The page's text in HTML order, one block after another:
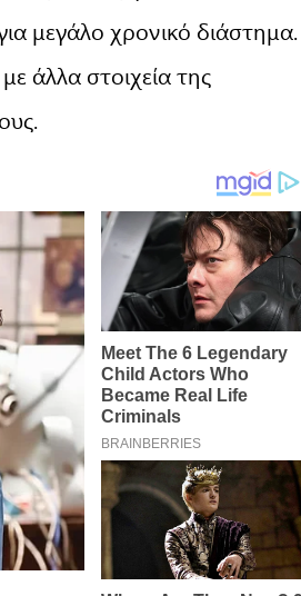
μεγάλο χρονικό διάστημα.
άλλα στοιχεία της